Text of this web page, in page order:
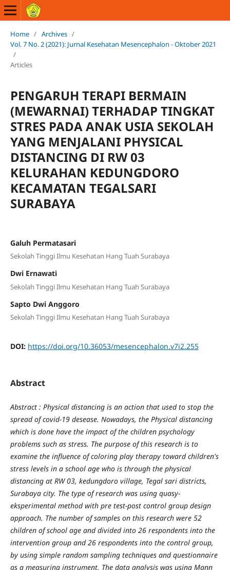
Home / Archives /
Vol. 7 No. 2 (2021): Jurnal Kesehatan Mesencephalon - Oktober 2021
/
Articles
PENGARUH TERAPI BERMAIN
(MEWARNAI) TERHADAP TINGKAT
STRES PADA ANAK USIA SEKOLAH
YANG MENJALANI PHYSICAL
DISTANCING DI RW 03
KELURAHAN KEDUNGDORO
KECAMATAN TEGALSARI
SURABAYA
Galuh Permatasari
Sekolah Tinggi Ilmu Kesehatan Hang Tuah Surabaya
Dwi Ernawati
Sekolah Tinggi Ilmu Kesehatan Hang Tuah Surabaya
Sapto Dwi Anggoro
Sekolah Tinggi Ilmu Kesehatan Hang Tuah Surabaya
DOI: https://doi.org/10.36053/mesencephalon.v7i2.255
Abstract
Abstract : Physical distancing is an action that used to stop the
spread of covid-19 desease. Nowadays, the Physical distancing
which is done have the impact of the children psychology
problems such as stress. The purpose of this research is to
examine the influence of coloring play therapy toward children's
stress levels in a school age who is through the physical
distancing at RW 03, kedungdorovillage, Tegal saridistricts,
Surabaya city. The typeof research wasusingquasy-
eksperimentalmethod withpre test-post control group design
approach. The number of samples on this research were52
children of school age anddivided into 26 respondents into the
intervention groupand 26 respondents into the control group,
by using simple random samplingtechniquesand questionnaire
as a measuring instrument. The data analysis was usingMann